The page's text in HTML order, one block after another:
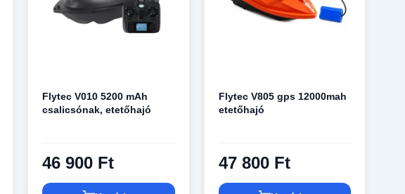
Flytec V010 5200 mAh
csalicsónak, etetőhajó
46 900 Ft
Flytec V805 gps 12000mah
etetőhajó
47 800 Ft